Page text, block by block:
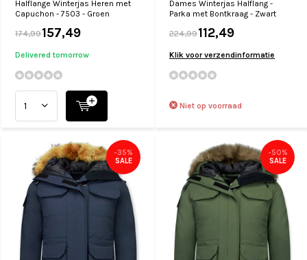
Halflange Winterjas Heren met
Capuchon - 7503 - Groen
174,99157,49
Delivered tomorrow
Dames Winterjas Halflang -
Parka met Bontkraag - Zwart
224,99112,49
Klik voor verzendinformatie
Niet op voorraad
-35%
SALE
-50%
SALE